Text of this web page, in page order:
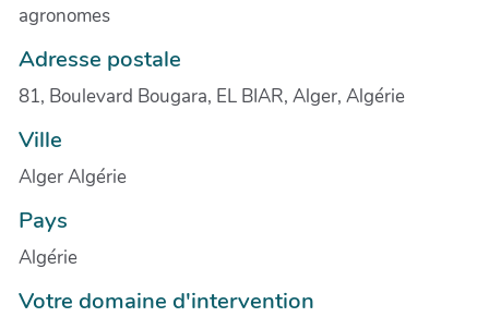
agronomes
Adresse postale
81, Boulevard Bougara, EL BIAR, Alger, Algérie
Ville
Alger Algérie
Pays
Algérie
Votre domaine d'intervention